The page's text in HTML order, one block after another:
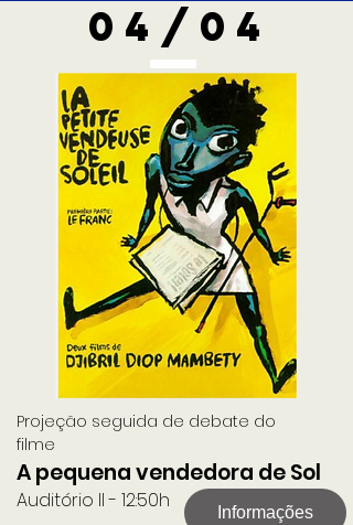
04/04
Projeção seguida de debate do
filme
Auditório II - 12:50h
A pequena vendedora de Sol
Informações